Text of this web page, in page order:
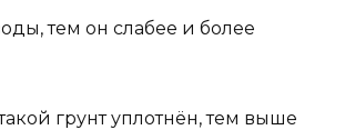
тем он слабее и более
грунт уплотнён, тем выше